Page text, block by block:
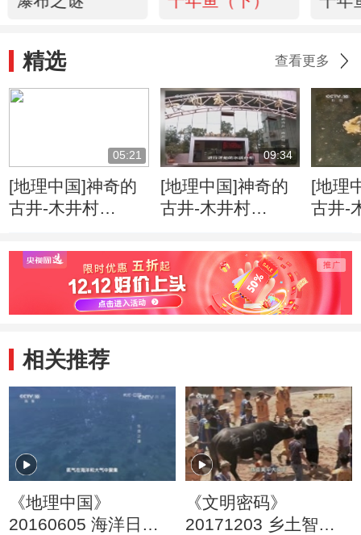
精选 查看更多
05:21
[地理中国]神奇的
古井-木井村
为何轮流出现奇异
物质
09:34
[地理中国]神奇的
古井-木井村
井中存在神秘的物
质
[地理
古井-
浮物
相关推荐
《地理中国》
20160605 海洋日特
《文明密码》
20171203 乡土智趣